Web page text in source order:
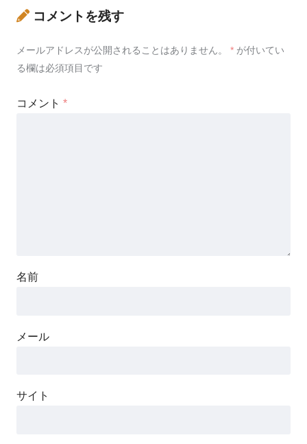
コメントを残す
メールアドレスが公開されることはありません。 * が付いてい
る欄は必須項目です
コメント *
名前
メール
サイト